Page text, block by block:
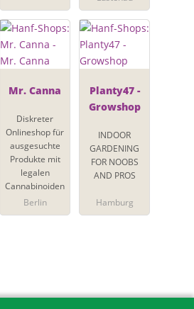
Mr. Canna
Diskreter
Onlineshop für
ausgesuchte
Produkte mit
legalen
Cannabinoiden
Berlin
Planty47 -
Growshop
INDOOR
GARDENING
FOR NOOBS
AND PROS
Hamburg